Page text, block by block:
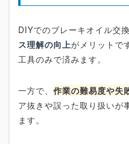
DIYでのブレーキオイル交換
ス理解の向上がメリットで
工具のみで済みます。
一方で、 作業の難易度や失
ア抜きや誤った取り扱いが
ます。